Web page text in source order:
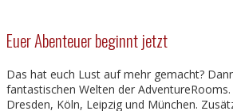
Euer Abenteuer beginnt jetzt
Das hat euch Lust auf mehr gemacht?
fantastischen Welten der
Dresden, Köln, Leipzig und München.